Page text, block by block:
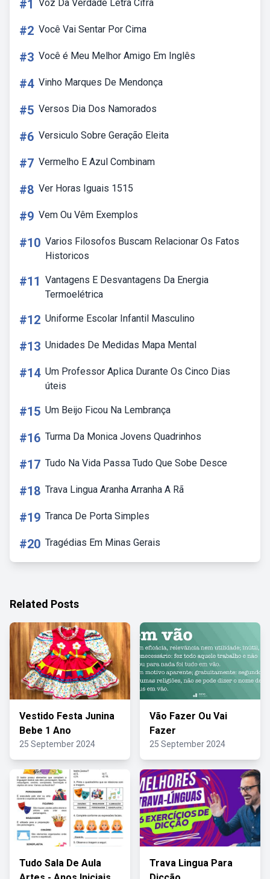
#1 Voz Da Verdade Letra Cifra
#2 Você Vai Sentar Por Cima
#3 Você é Meu Melhor Amigo Em Inglês
#4 Vinho Marques De Mendonça
#5 Versos Dia Dos Namorados
#6 Versiculo Sobre Geração Eleita
#7 Vermelho E Azul Combinam
#8 Ver Horas Iguais 1515
#9 Vem Ou Vêm Exemplos
#10 Varios Filosofos Buscam Relacionar Os Fatos
Historicos
#11 Vantagens E Desvantagens Da Energia
Termoelétrica
#12 Uniforme Escolar Infantil Masculino
#13 Unidades De Medidas Mapa Mental
#14 Um Professor Aplica Durante Os Cinco Dias
úteis
#15 Um Beijo Ficou Na Lembrança
#16 Turma Da Monica Jovens Quadrinhos
#17 Tudo Na Vida Passa Tudo Que Sobe Desce
#18 Trava Lingua Aranha Arranha A Rã
#19 Tranca De Porta Simples
#20 Tragédias Em Minas Gerais
Related Posts
Vestido Festa Junina
Bebe 1 Ano
25 September 2024
Vão Fazer Ou Vai
Fazer
25 September 2024
Tudo Sala De Aula
Trava Lingua Para